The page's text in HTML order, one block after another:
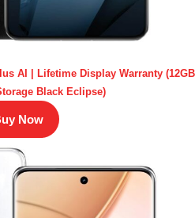
AI | Lifetime Display Warranty (12GB
Black Eclipse)
Now